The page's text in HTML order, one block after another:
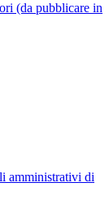
(da pubblicare in
amministrativi di